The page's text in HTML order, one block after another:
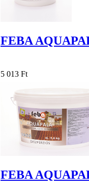
FEBA
5 013 Ft
FEBA